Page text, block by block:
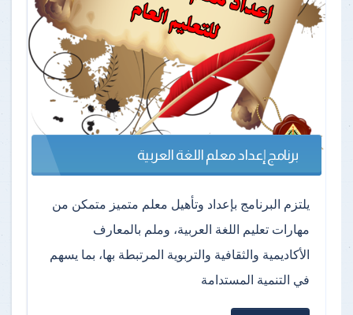
برنامج إعداد معلم اللغة العربية
يلتزم البرنامج بإعداد وتأهيل معلم متميز متمكن من
مهارات تعليم اللغة العربية، وملم بالمعارف
الأكاديمية والثقافية والتربوية المرتبطة بها، بما يسهم
في التنمية المستدامة